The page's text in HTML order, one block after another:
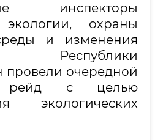
инспекторы
экологии, охраны
и изменения
провели очередной
рейд с целью
экологических